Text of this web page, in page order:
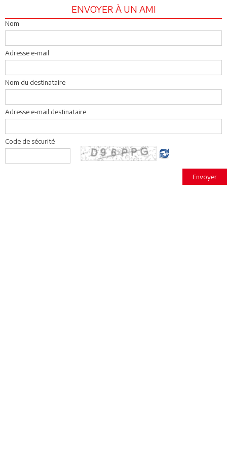
ENVOYER À UN AMI
Nom
Adresse e-mail
Nom du destinataire
Adresse e-mail destinataire
Code de sécurité
Envoyer